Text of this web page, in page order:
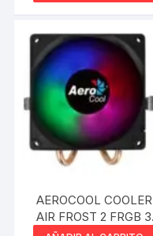
AEROCOOL COOLER
AIR FROST 2 FRGB 3